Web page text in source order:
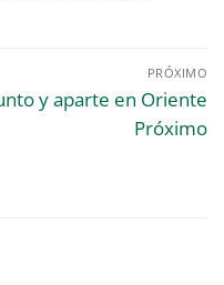
PRÓXIMO
y aparte en Oriente
Próximo